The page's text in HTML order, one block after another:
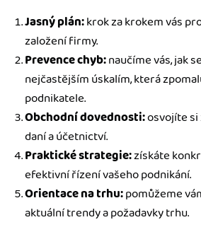
Jasný plán:krok za krokem vás
založení firmy.
Prevence chyb:naučíme vás, jak
nejčastějším úskalím, která
podnikatele.
Obchodní dovednosti:osvojíte si
daní a účetnictví.
Praktické strategie:získáte
efektivní řízení vašeho podnikání.
Orientace na trhu:pomůžeme
aktuální trendy a požadavky trhu.